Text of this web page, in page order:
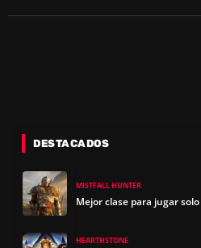
DESTACADOS
MISTFALL HUNTER
Mejor clase para jugar
HEARTHSTONE